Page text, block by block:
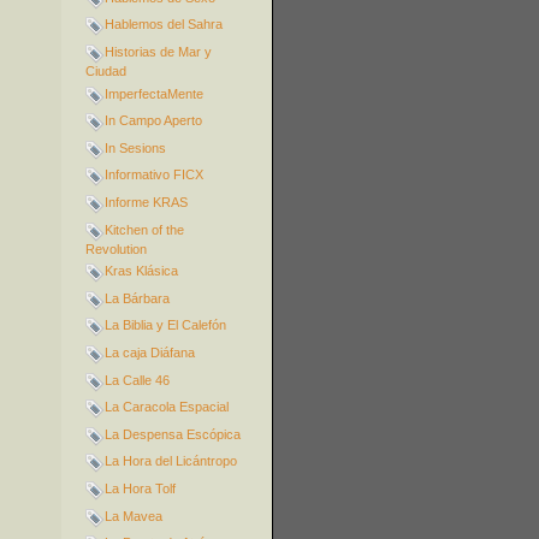
Hablemos del Sahra
Historias de Mar y
Ciudad
ImperfectaMente
In Campo Aperto
In Sesions
Informativo FICX
Informe KRAS
Kitchen of the
Revolution
Kras Klásica
La Bárbara
La Biblia y El Calefón
La caja Diáfana
La Calle 46
La Caracola Espacial
La Despensa Escópica
La Hora del Licántropo
La Hora Tolf
La Mavea